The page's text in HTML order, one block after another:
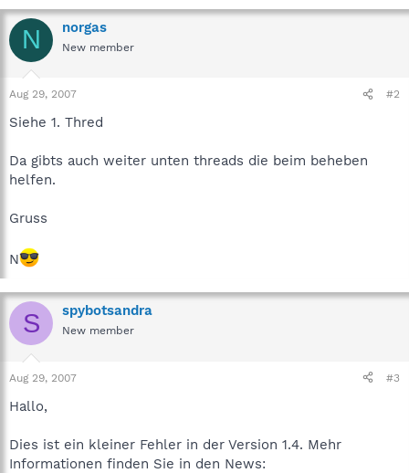
N norgas
New member
Aug 29, 2007 #2
Siehe 1. Thred
Da gibts auch weiter unten threads die beim beheben
helfen.
Gruss
N
S spybotsandra
New member
Aug 29, 2007 #3
Hallo,
Dies ist ein kleiner Fehler in der Version 1.4. Mehr
Informationen finden Sie in den News: